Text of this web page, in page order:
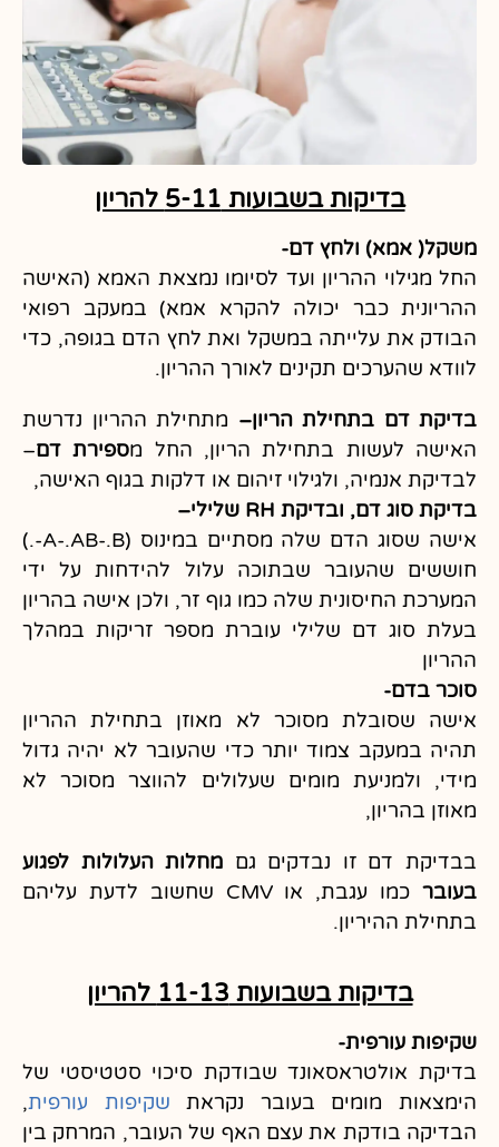
בדיקות בשבועות 5-11 להריון
משקל( אמא) ולחץ דם-
החל מגילוי ההריון ועד לסיומו נמצאת האמא (האישה
ההריונית כבר יכולה להקרא אמא) במעקב רפואי
הבודק את עלייתה במשקל ואת לחץ הדם בגופה, כדי
לוודא שהערכים תקינים לאורך ההריון.
בדיקת דם בתחילת הריון– מתחילת ההריון נדרשת
האישה לעשות בתחילת הריון, החל מספירת דם–
לבדיקת אנמיה, ולגילוי זיהום או דלקות בגוף האישה,
בדיקת סוג דם, ובדיקת RH שלילי
–
אישה שסוג הדם שלה מסתיים במינוס (A-.AB-.B-.)
חוששים שהעובר שבתוכה עלול להידחות על ידי
המערכת החיסונית שלה כמו גוף זר, ולכן אישה בהריון
בעלת סוג דם שלילי עוברת מספר זריקות במהלך
ההריון
סוכר בדם-
אישה שסובלת מסוכר לא מאוזן בתחילת ההריון
תהיה במעקב צמוד יותר כדי שהעובר לא יהיה גדול
מידי, ולמניעת מומים שעלולים להווצר מסוכר לא
מאוזן בהריון,
בבדיקת דם זו נבדקים גם מחלות העלולות לפגוע
בעובר
כמו עגבת, או CMV שחשוב לדעת עליהם
בתחילת ההיריון.
בדיקות בשבועות 11-13 להריון ​
שקיפות עורפית-
בדיקת אולטראסאונד שבודקת סיכוי סטטיסטי של
הימצאות מומים בעובר נקראת שקיפות עורפית,
הבדיקה בודקת את עצם האף של העובר, המרחק בין